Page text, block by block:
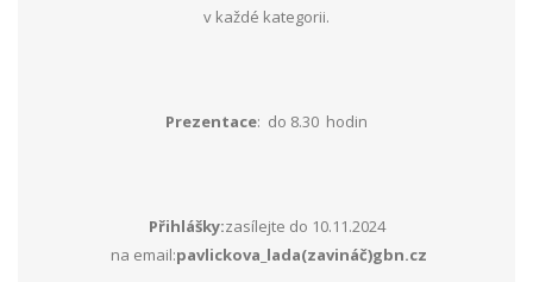
v každé kategorii.
Prezentace: do 8.30 hodin
Přihlášky:zasílejte do 10.11.2024
na email:pavlickova_lada(zavináč)gbn.cz